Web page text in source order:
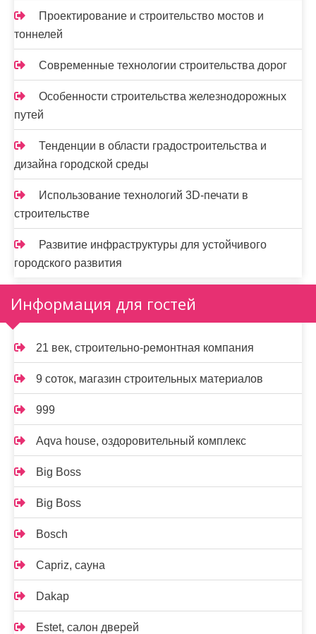
Проектирование и строительство мостов и
тоннелей
Современные технологии строительства дорог
Особенности строительства железнодорожных
путей
Тенденции в области градостроительства и
дизайна городской среды
Использование технологий 3D-печати в
строительстве
Развитие инфраструктуры для устойчивого
городского развития
Информация для гостей
21 век, строительно-ремонтная компания
9 соток, магазин строительных материалов
999
Aqva house, оздоровительный комплекс
Big Boss
Big Boss
Bosch
Capriz, сауна
Dakap
Estet, салон дверей